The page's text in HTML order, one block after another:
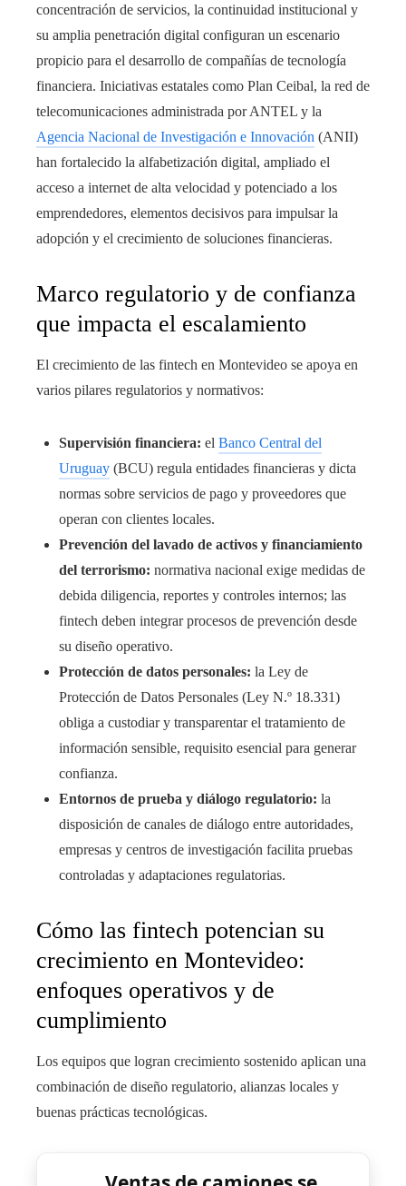
concentración de servicios, la continuidad institucional y
su amplia penetración digital configuran un escenario
propicio para el desarrollo de compañías de tecnología
financiera. Iniciativas estatales como Plan Ceibal, la red de
telecomunicaciones administrada por ANTEL y la
Agencia Nacional de Investigación e Innovación (ANII)
han fortalecido la alfabetización digital, ampliado el
acceso a internet de alta velocidad y potenciado a los
emprendedores, elementos decisivos para impulsar la
adopción y el crecimiento de soluciones financieras.
Marco regulatorio y de confianza
que impacta el escalamiento
El crecimiento de las fintech en Montevideo se apoya en
varios pilares regulatorios y normativos:
Supervisión financiera: el Banco Central del
Uruguay (BCU) regula entidades financieras y dicta
normas sobre servicios de pago y proveedores que
operan con clientes locales.
Prevención del lavado de activos y financiamiento
del terrorismo: normativa nacional exige medidas de
debida diligencia, reportes y controles internos; las
fintech deben integrar procesos de prevención desde
su diseño operativo.
Protección de datos personales: la Ley de
Protección de Datos Personales (Ley N.º 18.331)
obliga a custodiar y transparentar el tratamiento de
información sensible, requisito esencial para generar
confianza.
Entornos de prueba y diálogo regulatorio: la
disposición de canales de diálogo entre autoridades,
empresas y centros de investigación facilita pruebas
controladas y adaptaciones regulatorias.
Cómo las fintech potencian su
crecimiento en Montevideo:
enfoques operativos y de
cumplimiento
Los equipos que logran crecimiento sostenido aplican una
combinación de diseño regulatorio, alianzas locales y
buenas prácticas tecnológicas.